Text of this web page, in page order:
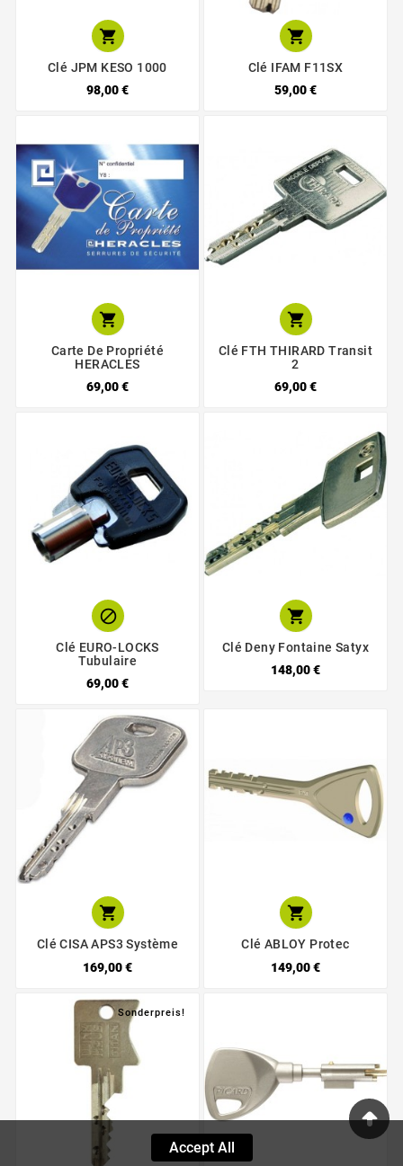
Accept All

Clé JPM KESO 1000
98,00 €

Clé IFAM F11SX
59,00 €

Carte De Propriété
HERACLES
69,00 €

Clé FTH THIRARD Transit
2
69,00 €

Clé EURO-LOCKS
Tubulaire
69,00 €

Clé Deny Fontaine Satyx
148,00 €

Clé CISA APS3 Système
169,00 €

Clé ABLOY Protec
149,00 €
Sonderpreis!